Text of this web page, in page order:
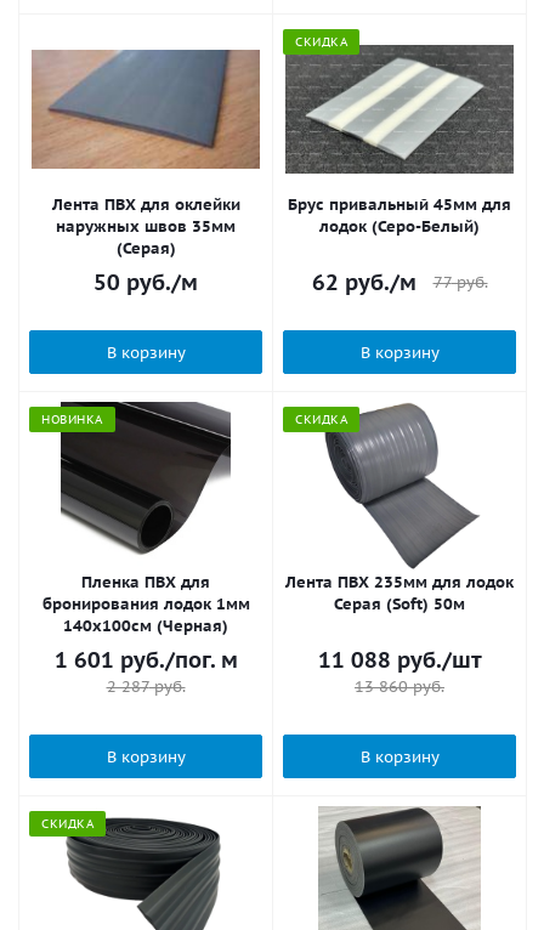
Лента ПВХ для оклейки
наружных швов 35мм
(Серая)
50 руб./м
В корзину
СКИДКА
Брус привальный 45мм для
лодок (Серо-Белый)
62 руб./м 77руб.
В корзину
НОВИНКА
Пленка ПВХ для
бронирования лодок 1мм
140х100см (Черная)
1 601 руб./пог. м
2 287руб.
В корзину
СКИДКА
Лента ПВХ 235мм для лодок
Серая (Soft) 50м
11 088 руб./шт
13 860руб.
В корзину
СКИДКА